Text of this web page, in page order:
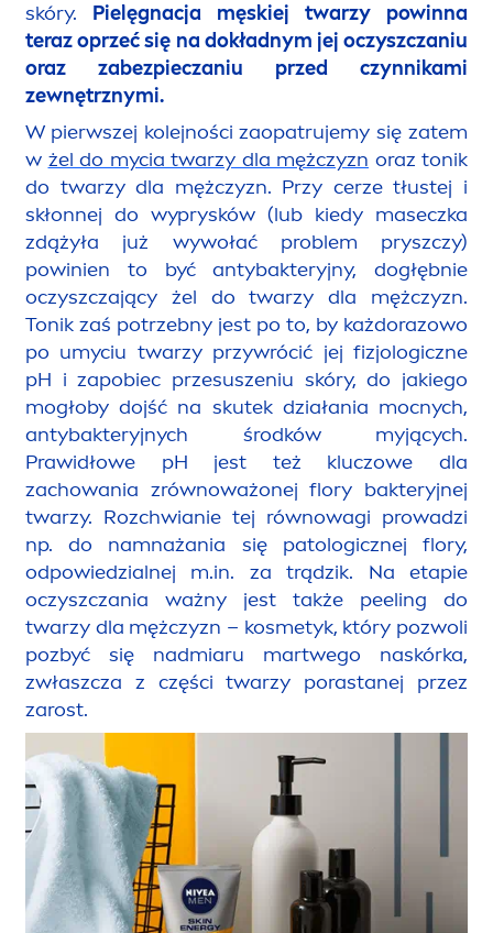
skóry. Pielęgnacja męskiej twarzy powinna
teraz oprzeć się na dokładnym jej oczyszczaniu
oraz zabezpieczaniu przed czynnikami
zewnętrznymi.
W pierwszej kolejności zaopatrujemy się zatem
w żel do mycia twarzy dla mężczyzn oraz tonik
do twarzy dla mężczyzn. Przy cerze tłustej i
skłonnej do wyprysków (lub kiedy maseczka
zdążyła już wywołać problem pryszczy)
powinien to być antybakteryjny, dogłębnie
oczyszczający żel do twarzy dla mężczyzn.
Tonik zaś potrzebny jest po to, by każdorazowo
po umyciu twarzy przywrócić jej fizjologiczne
pH i zapobiec przesuszeniu skóry, do jakiego
mogłoby dojść na skutek działania mocnych,
antybakteryjnych środków myjących.
Prawidłowe pH jest też kluczowe dla
zachowania zrównoważonej flory bakteryjnej
twarzy. Rozchwianie tej równowagi prowadzi
np. do namnażania się patologicznej flory,
odpowiedzialnej m.in. za trądzik. Na etapie
oczyszczania ważny jest także peeling do
twarzy dla mężczyzn – kosmetyk, który pozwoli
pozbyć się nadmiaru martwego naskórka,
zwłaszcza z części twarzy porastanej przez
zarost.